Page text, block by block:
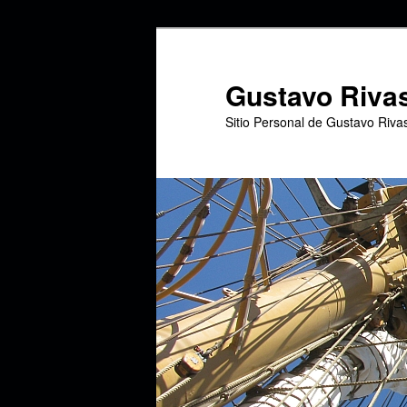
Gustavo
Sitio Personal de Gustavo